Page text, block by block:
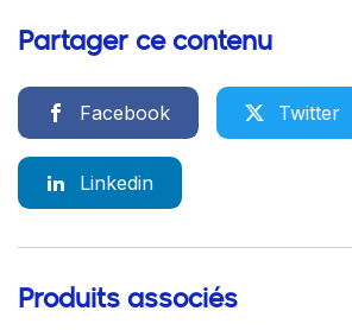
Partager ce contenu
Facebook Twitter
Linkedin
Produits associés